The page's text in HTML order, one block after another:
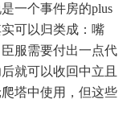
一个事件房的plus
可以归类成：嘴
服需要付出一点代
就可以收回中立且
塔中使用，但这些